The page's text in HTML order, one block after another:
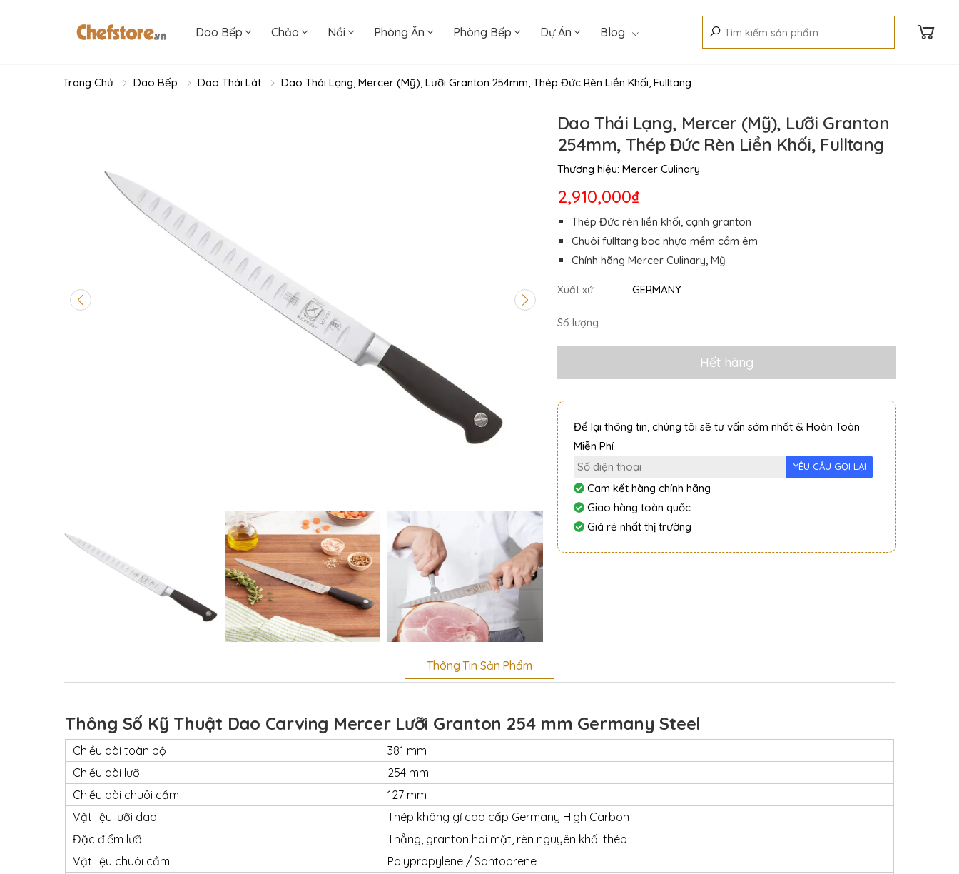
Dao Bếp Chảo Nồi Phòng Ăn Phòng Bếp Dự Án Blog
Trang Chủ Dao Bếp Dao Thái Lát Dao Thái Lạng, Mercer (Mỹ), Lưỡi Granton 254mm, Thép Đức Rèn Liền Khối, Fulltang
Dao Thái Lạng, Mercer (Mỹ), Lưỡi Granton
254mm, Thép Đức Rèn Liền Khối, Fulltang
Thương hiệu: Mercer Culinary
2,910,000₫
Thép Đức rèn liền khối, cạnh granton
Chuôi fulltang bọc nhựa mềm cầm êm
Chính hãng Mercer Culinary, Mỹ
Xuất xứ: GERMANY
Số lượng:
Hết hàng
Để lại thông tin, chúng tôi sẽ tư vấn sớm nhất & Hoàn Toàn
Miễn Phí
Cam kết hàng chính hãng
Giao hàng toàn quốc
Giá rẻ nhất thị trường
Thông Tin Sản Phẩm
Thông Số Kỹ Thuật Dao Carving Mercer Lưỡi Granton 254 mm Germany Steel
Chiều dài toàn bộ
381 mm
Chiều dài lưỡi
254 mm
Chiều dài chuôi cầm
127 mm
Vật liệu lưỡi dao
Thép không gỉ cao cấp Germany High Carbon
Đặc điểm lưỡi
Thẳng, granton hai mặt, rèn nguyên khối thép
Vật liệu chuôi cầm
Polypropylene / Santoprene